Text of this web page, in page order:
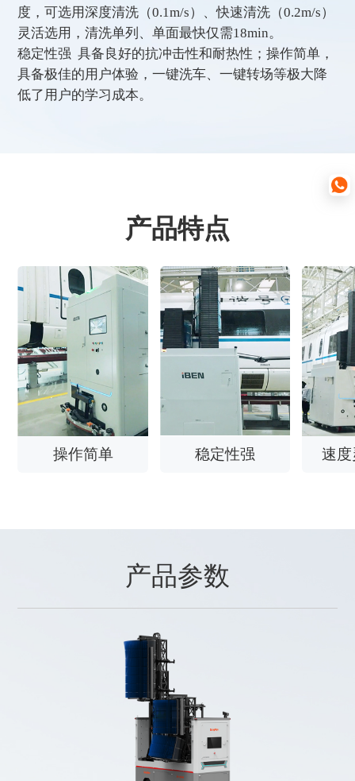
度，可选用深度清洗（0.1m/s）、快速清洗（0.2m/s）
灵活选用，清洗单列、单面最快仅需18min。
稳定性强 具备良好的抗冲击性和耐热性；操作简单，
具备极佳的用户体验，一键洗车、一键转场等极大降
低了用户的学习成本。
产品特点
操作简单 稳定性强 速
产品参数